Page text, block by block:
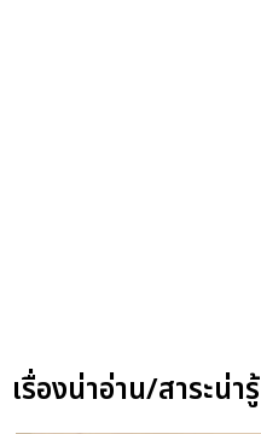
เรื่องน่าอ่าน/สาระน่ารู้